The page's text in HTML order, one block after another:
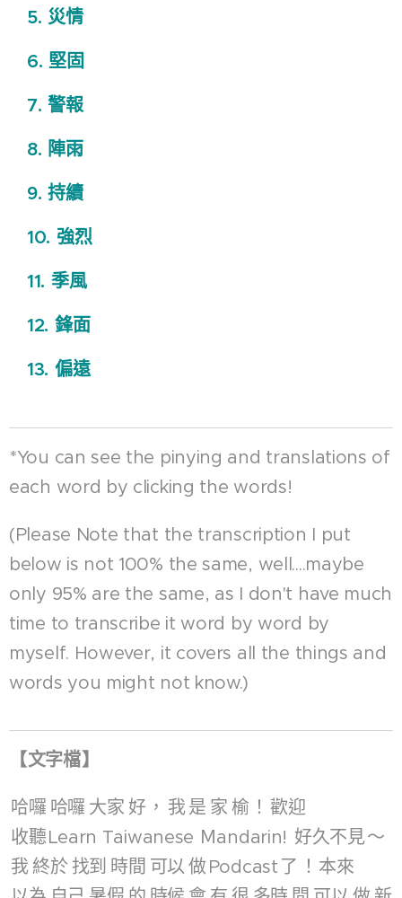
5. 災情
6. 堅固
7. 警報
8. 陣雨
9. 持續
10. 強烈
11. 季風
12. 鋒面
13. 偏遠
*You can see the pinying and translations of
each word by clicking the words!
(Please Note that the transcription I put
below is not 100% the same, well....maybe
only 95% are the same, as I don't have much
time to transcribe it word by word by
myself. However, it covers all the things and
words you might not know.)
【文字檔】
哈囉 哈囉 大家 好 ， 我是 家 榆 ！ 歡迎
收聽Learn Taiwanese Ｍandarin! 好久不見～
我 終於 找到 時間 可以 做Podcast 了 ！ 本來